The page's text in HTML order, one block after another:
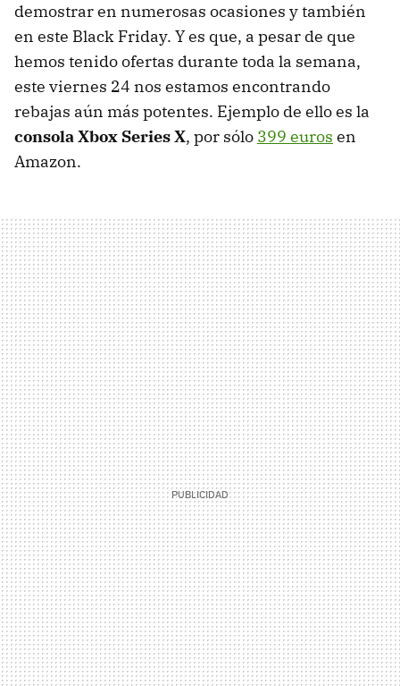
demostrar en numerosas ocasiones y también
en este Black Friday. Y es que, a pesar de que
hemos tenido ofertas durante toda la semana,
este viernes 24 nos estamos encontrando
rebajas aún más potentes. Ejemplo de ello es la
consola Xbox Series X, por sólo 399 euros en
Amazon.